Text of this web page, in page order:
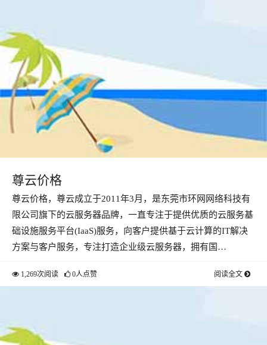
尊云价格
尊云价格，尊云成立于2011年3月，是东莞市环网网络科技有
限公司旗下的云服务器品牌，一直专注于提供优质的云服务基
础设施服务平台(IaaS)服务，向客户提供基于云计算的IT解决
方案与客户服务，专注打造企业级云服务器，拥有国…
1,269次阅读 0人点赞 阅读全文